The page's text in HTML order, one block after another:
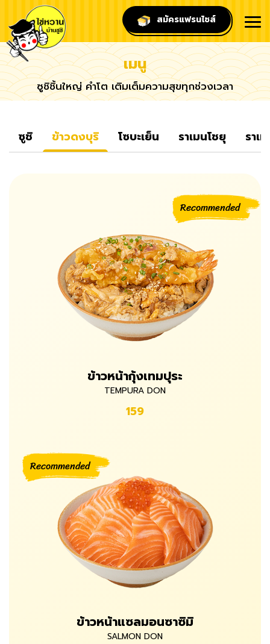
สมัครแฟรนไชส์
เมนู
ซูชิชิ้นใหญ่ คำโต เติมเต็มความสุขทุกช่วงเวลา
ซูชิ ข้าวดงบุริ โซบะเย็น ราเมนโชยุ ราเ
Recommended
ข้าวหน้ากุ้งเทมปุระ
TEMPURA DON
159
Recommended
ข้าวหน้าแซลมอนซาซิมิ
SALMON DON